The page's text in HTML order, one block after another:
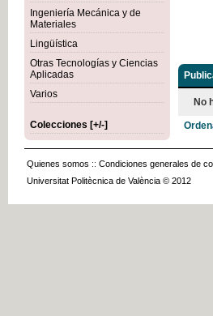
Ingeniería Mecánica y de
Materiales
Lingüística
Otras Tecnologías y Ciencias
Aplicadas
Varios
Colecciones [+/-]
No
Quienes somos :: Condiciones generales de
Universitat Politècnica de València © 2012